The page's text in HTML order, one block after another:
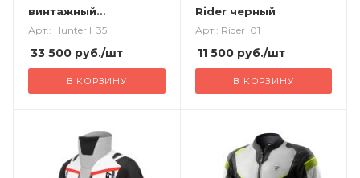
винтажный
коричневый
Арт.: HunterII_35
33 500 руб./шт
В КОРЗИНУ
Rider черный
Арт.: Rider_01
11 500руб./шт
В КОРЗИНУ